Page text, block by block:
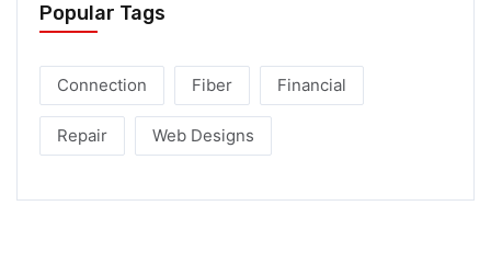
Popular Tags
Connection Fiber Financial
Repair Web Designs